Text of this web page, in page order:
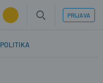
PRIJAVA
POLITIKA